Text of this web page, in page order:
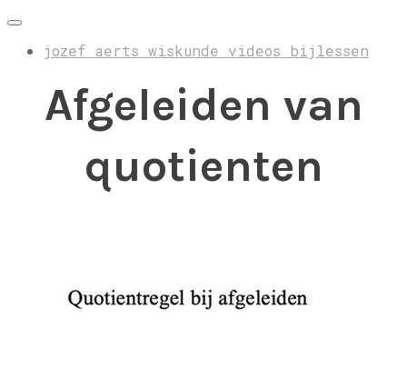
jozef aerts wiskunde videos bijlessen
Afgeleiden van
quotienten